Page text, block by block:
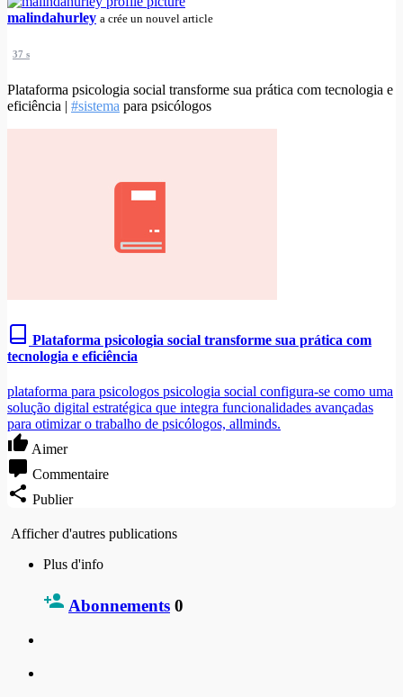
malindahurley a crée un nouvel article
37 s
Plataforma psicologia social transforme sua prática com tecnologia e
eficiência | #sistema para psicólogos
Plataforma psicologia social transforme sua prática com
tecnologia e eficiência
plataforma para psicologos psicologia social configura-se como uma
solução digital estratégica que integra funcionalidades avançadas
para otimizar o trabalho de psicólogos, allminds.
Aimer
Commentaire
Publier
Afficher d'autres publications
Plus d'info
Abonnements 0